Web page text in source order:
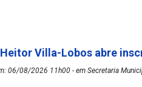
Villa-Lobos abre
06/08/2026 11h00 - em Secretaria